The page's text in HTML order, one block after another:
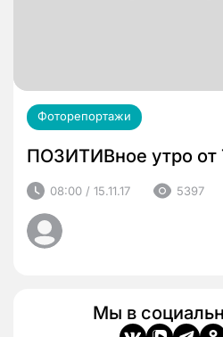
Фоторепортажи
ПОЗИТИВное утро от
08:00 / 15.11.17 5397
Мы в